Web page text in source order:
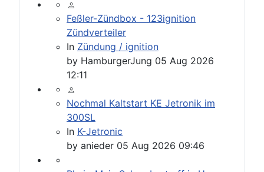
Feßler-Zündbox - 123ignition
Zündverteiler
In Zündung / ignition
by HamburgerJung 05 Aug 2026
12:11
Nochmal Kaltstart KE Jetronik im
300SL
In K-Jetronic
by anieder 05 Aug 2026 09:46